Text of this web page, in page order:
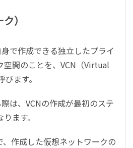
）
で作成できる独立したプライ
空間のことを、VCN（Virtual
ます。
は、VCNの作成が最初のステ
ます。
作成した仮想ネットワークの